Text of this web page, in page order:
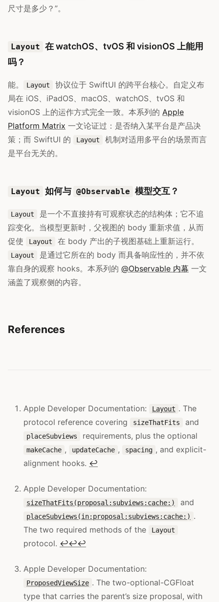
尺寸是多少？”。
Layout 在 watchOS、tvOS 和 visionOS 上能用
吗？
能。 Layout
协议位于 SwiftUI 的跨平台核心。自定义布
局在 iOS、iPadOS、macOS、watchOS、tvOS 和
visionOS 上的运作方式完全一致。本系列的 Apple
Platform Matrix 一文论证过：是否纳入某平台是产品决
策；而 SwiftUI 的
Layout
机制对适用多平台的场景而言
是平台无关的。
Layout 如何与 @Observable 模型交互？
Layout
是一个不直接持有可观察状态的结构体；它不追
踪变化。当模型更新时，父视图的 body 重新求值，从而
促使
Layout 在 body 产出的子视图基础上重新运行。
Layout
是通过它所在的 body 而具备响应性的，并不依
靠自身的观察 hooks。本系列的 @Observable 内幕 一文
涵盖了观察侧的内容。
References
Apple Developer Documentation: Layout . The
protocol reference covering
sizeThatFits and
placeSubviews requirements, plus the optional
makeCache , updateCache , spacing , and explicit-
alignment hooks. ↩
Apple Developer Documentation:
sizeThatFits(proposal:subviews:cache:) and
placeSubviews(in:proposal:subviews:cache:) .
The two required methods of the
Layout
protocol. ↩↩↩
Apple Developer Documentation:
ProposedViewSize . The two-optional-CGFloat
type that carries the parent’s size proposal, with